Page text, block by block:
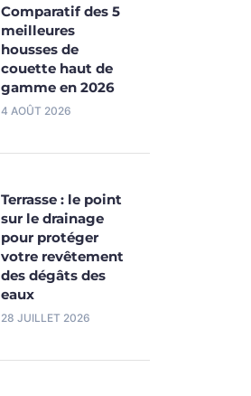
Comparatif des 5
meilleures
housses de
couette haut de
gamme en 2026
4 AOÛT 2026
Terrasse : le point
sur le drainage
pour protéger
votre revêtement
des dégâts des
eaux
28 JUILLET 2026